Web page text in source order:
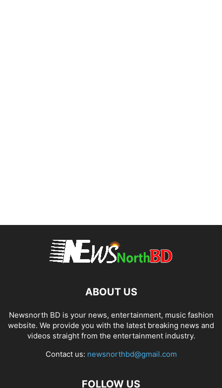
ABOUT US
Newsnorth BD is your news, entertainment, music fashion
website. We provide you with the latest breaking news and
videos straight from the entertainment industry.
Contact us: newsnorthbd@gmail.com
FOLLOW US